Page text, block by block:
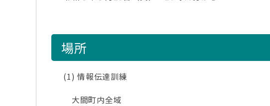
場所
(1) 情報伝達訓練
大間町内全域